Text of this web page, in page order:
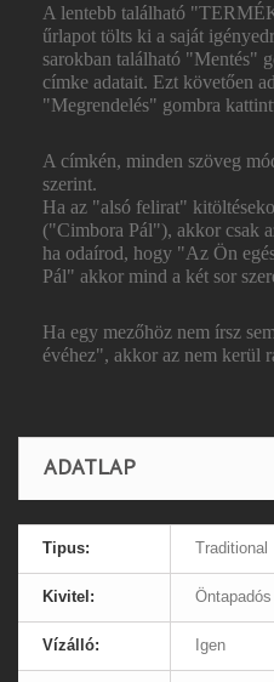
A lentebb található
űrlapot tölts ki a saját
sarokban található "Mentés"
címke adatait. Ezt követően
"Megrendelés" gombra
A címkén, minden szöveg
szerint.
Ha az "alsó felirat"
("Cimbora Pál"), akkor csak
ha odaírod, hogy "Az Ön
Pál" akkor mind a két sor
Ha egy mezőhöz nem írsz
évéhez", akkor az nem kerül
ADATLAP
Tipus: Traditional
Kivitel:
Vízálló: Igen